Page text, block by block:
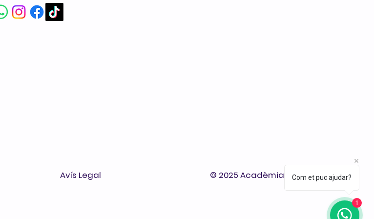
Avís Legal © 2025 Acadèmia A+ Reus.Com et puc ajudar?
1